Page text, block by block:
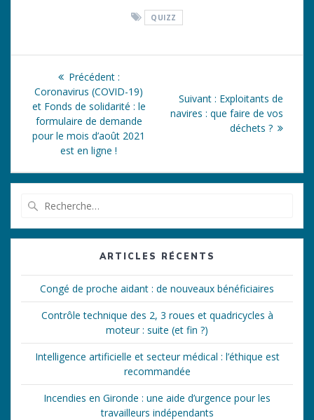
QUIZZ
Navigation
de
l’article
Précédent :Article
précédent
:
Coronavirus (COVID-19)
et Fonds de solidarité : le
formulaire de demande
pour le mois d’août 2021
est en ligne !
Suivant : Article
suivant
Exploitants de
navires : que faire de vos
déchets ?
:
ARTICLES RÉCENTS
Congé de proche aidant : de nouveaux bénéficiaires
Contrôle technique des 2, 3 roues et quadricycles à
moteur : suite (et fin ?)
Intelligence artificielle et secteur médical : l’éthique est
recommandée
Incendies en Gironde : une aide d’urgence pour les
travailleurs indépendants